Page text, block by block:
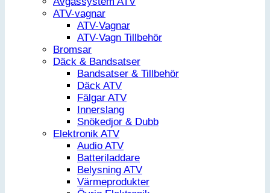
ATV-vagnar
ATV-Vagnar
ATV-Vagn Tillbehör
Bromsar
Däck & Bandsatser
Bandsatser & Tillbehör
Däck ATV
Fälgar ATV
Innerslang
Snökedjor & Dubb
Elektronik ATV
Audio ATV
Batteriladdare
Belysning ATV
Värmeprodukter